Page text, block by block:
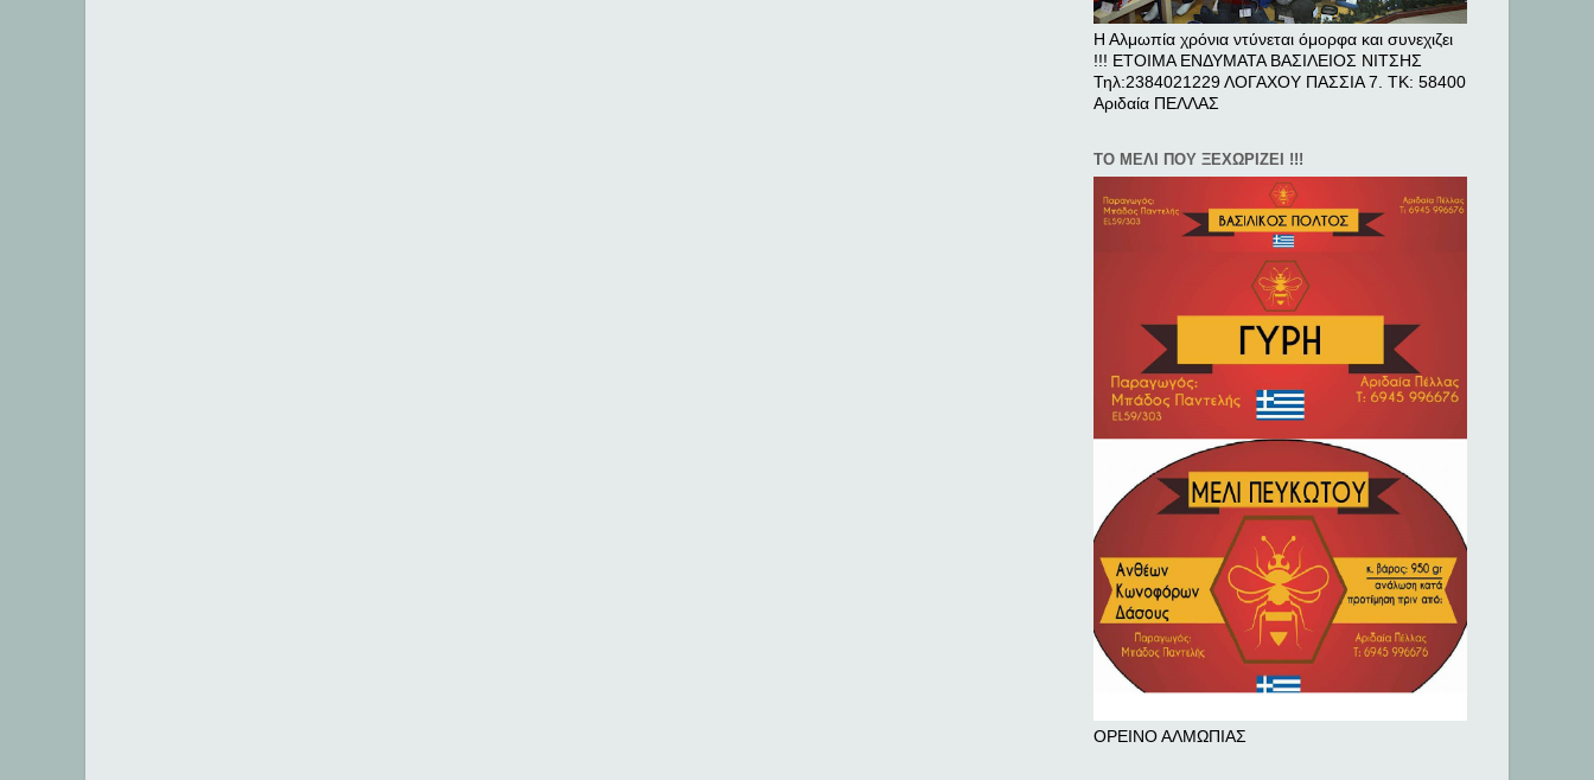
Η Αλμωπία χρόνια ντύνεται όμορφα και συνεχιζει
!!! ΕΤΟΙΜΑ ΕΝΔΥΜΑΤΑ ΒΑΣΙΛΕΙΟΣ ΝΙΤΣΗΣ
Τηλ:2384021229 ΛΟΓΑΧΟΥ ΠΑΣΣΙΑ 7. ΤΚ: 58400
Αριδαία ΠΕΛΛAΣ
ΤΟ ΜΕΛΙ ΠΟΥ ΞΕΧΩΡΙΖΕΙ !!!
ΟΡΕΙΝΟ ΑΛΜΩΠΙΑΣ